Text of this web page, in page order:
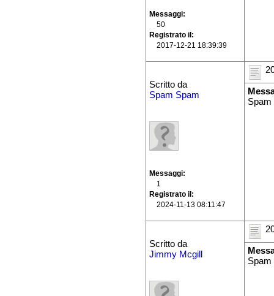
Messaggi
50
Registrato il
2017-12-21 18:39:39
Scritto da
Spam Spam
Messaggi
1
Registrato il
2024-11-13 08:11:47
Spam
Scritto da
Jimmy Mcgill
Spam